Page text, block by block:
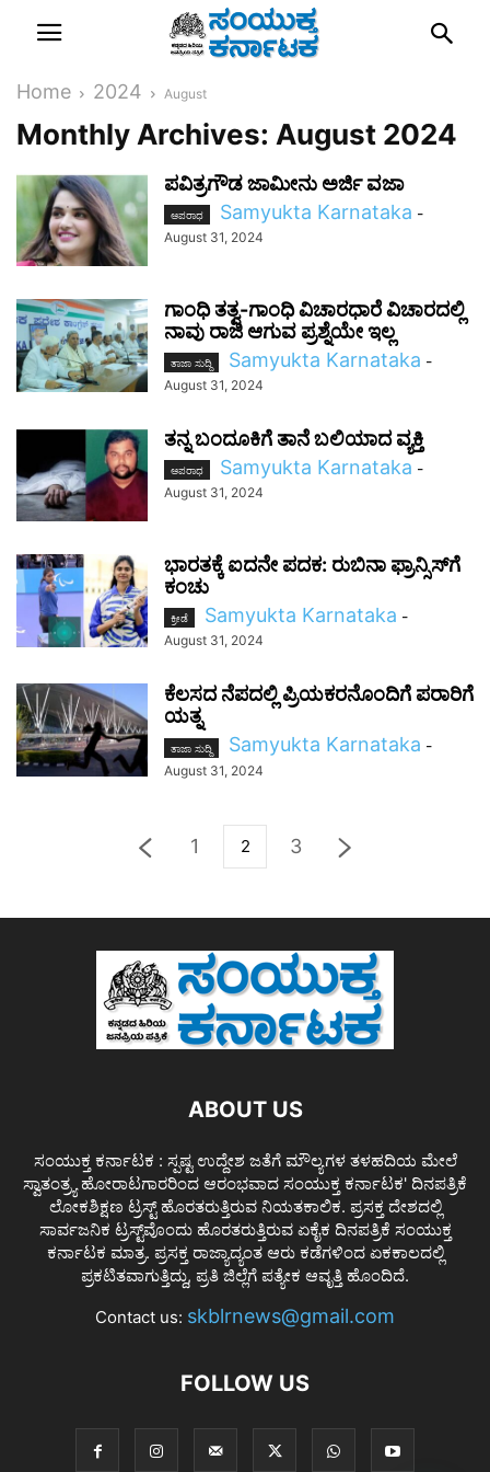
Home 2024 August
Monthly Archives: August 2024
ಪವಿತ್ರಗೌಡ ಜಾಮೀನು ಅರ್ಜಿ ವಜಾ
ಅಪರಾಧ Samyukta Karnataka -
August 31, 2024
ಗಾಂಧಿ ತತ್ವ-ಗಾಂಧಿ ವಿಚಾರಧಾರೆ ವಿಚಾರದಲ್ಲಿ
ನಾವು ರಾಜಿ ಆಗುವ ಪ್ರಶ್ನೆಯೇ ಇಲ್ಲ
ತಾಜಾ ಸುದ್ದಿ Samyukta Karnataka -
August 31, 2024
ತನ್ನ ಬಂದೂಕಿಗೆ ತಾನೆ ಬಲಿಯಾದ ವ್ಯಕ್ತಿ
ಅಪರಾಧ Samyukta Karnataka -
August 31, 2024
ಭಾರತಕ್ಕೆ ಐದನೇ ಪದಕ: ರುಬಿನಾ ಫ್ರಾನ್ಸಿಸ್‌ಗೆ
ಕಂಚು
ಕ್ರೀಡೆ Samyukta Karnataka -
August 31, 2024
ಕೆಲಸದ ನೆಪದಲ್ಲಿ ಪ್ರಿಯಕರನೊಂದಿಗೆ ಪರಾರಿಗೆ
ಯತ್ನ
ತಾಜಾ ಸುದ್ದಿ Samyukta Karnataka -
August 31, 2024
1 2 3
ABOUT US
ಸಂಯುಕ್ತ ಕರ್ನಾಟಕ : ಸ್ಪಷ್ಟ ಉದ್ದೇಶ ಜತೆಗೆ ಮೌಲ್ಯಗಳ ತಳಹದಿಯ ಮೇಲೆ
ಸ್ವಾತಂತ್ರ್ಯ ಹೋರಾಟಗಾರರಿಂದ ಆರಂಭವಾದ ಸಂಯುಕ್ತ ಕರ್ನಾಟಕ' ದಿನಪತ್ರಿಕೆ
ಲೋಕಶಿಕ್ಷಣ ಟ್ರಸ್ಟ್ ಹೊರತರುತ್ತಿರುವ ನಿಯತಕಾಲಿಕ. ಪ್ರಸಕ್ತ ದೇಶದಲ್ಲಿ
ಸಾರ್ವಜನಿಕ ಟ್ರಸ್ಟ್‌ವೊಂದು ಹೊರತರುತ್ತಿರುವ ಏಕೈಕ ದಿನಪತ್ರಿಕೆ ಸಂಯುಕ್ತ
ಕರ್ನಾಟಕ ಮಾತ್ರ. ಪ್ರಸಕ್ತ ರಾಜ್ಯಾದ್ಯಂತ ಆರು ಕಡೆಗಳಿಂದ ಏಕಕಾಲದಲ್ಲಿ
ಪ್ರಕಟಿತವಾಗುತ್ತಿದ್ದು, ಪ್ರತಿ ಜಿಲ್ಲೆಗೆ ಪತ್ಯೇಕ ಆವೃತ್ತಿ ಹೊಂದಿದೆ.
Contact us: skblrnews@gmail.com
FOLLOW US